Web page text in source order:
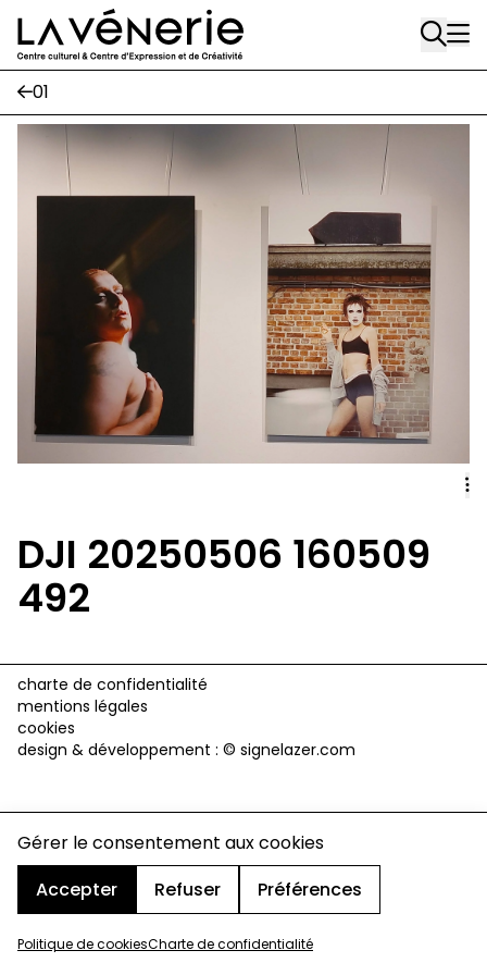
Gérer le consentement aux cookies
Accepter
Refuser Préférences
Politique de cookiesCharte de confidentialité
Aller au contenu principal
Rue Gratès, 3
1170 Watermael-Boitsfort
02 663 85 50
Écuries
Place Gilson, 3
1170 Watermael-Boitsfort
suivez-nous
Journal Vénerie
- version papier
Newsletter
A
01
DJI 20250506 160509
492
charte de confidentialité
mentions légales
cookies
design & développement : © signelazer.com